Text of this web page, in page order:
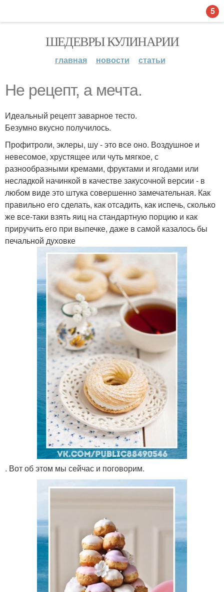
ШЕДЕВРЫ КУЛИНАРИИ
главная новости статьи
Не рецепт, а мечта.
Идеальный рецепт заварное тесто.
Безумно вкусно получилось.
Профитроли, эклеры, шу - это все оно. Воздушное и
невесомое, хрустящее или чуть мягкое, с
разнообразными кремами, фруктами и ягодами или
несладкой начинкой в качестве закусочной версии - в
любом виде это штука совершенно замечательная. Как
правильно его сделать, как отсадить, как испечь, сколько
же все-таки взять яиц на стандартную порцию и как
приручить его при выпечке, даже в самой казалось бы
печальной духовке
. Вот об этом мы сейчас и поговорим.
5